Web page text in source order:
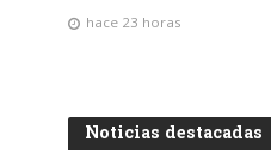
hace 23 horas
Noticias destacadas